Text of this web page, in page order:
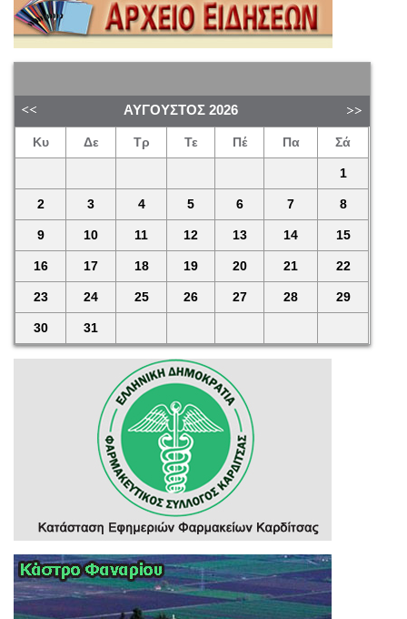
ΑΎΓΟΥΣΤΟΣ 2026
Κυ Δε Τρ Τε Πέ Πα Σά
1
2 3 4 5 6 7 8
9 10 11 12 13 14 15
16 17 18 19 20 21 22
23 24 25 26 27 28 29
30 31